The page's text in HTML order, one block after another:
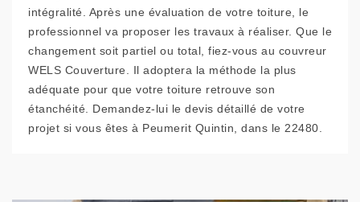
intégralité. Après une évaluation de votre toiture, le
professionnel va proposer les travaux à réaliser. Que le
changement soit partiel ou total, fiez-vous au couvreur
WELS Couverture. Il adoptera la méthode la plus
adéquate pour que votre toiture retrouve son
étanchéité. Demandez-lui le devis détaillé de votre
projet si vous êtes à Peumerit Quintin, dans le 22480.